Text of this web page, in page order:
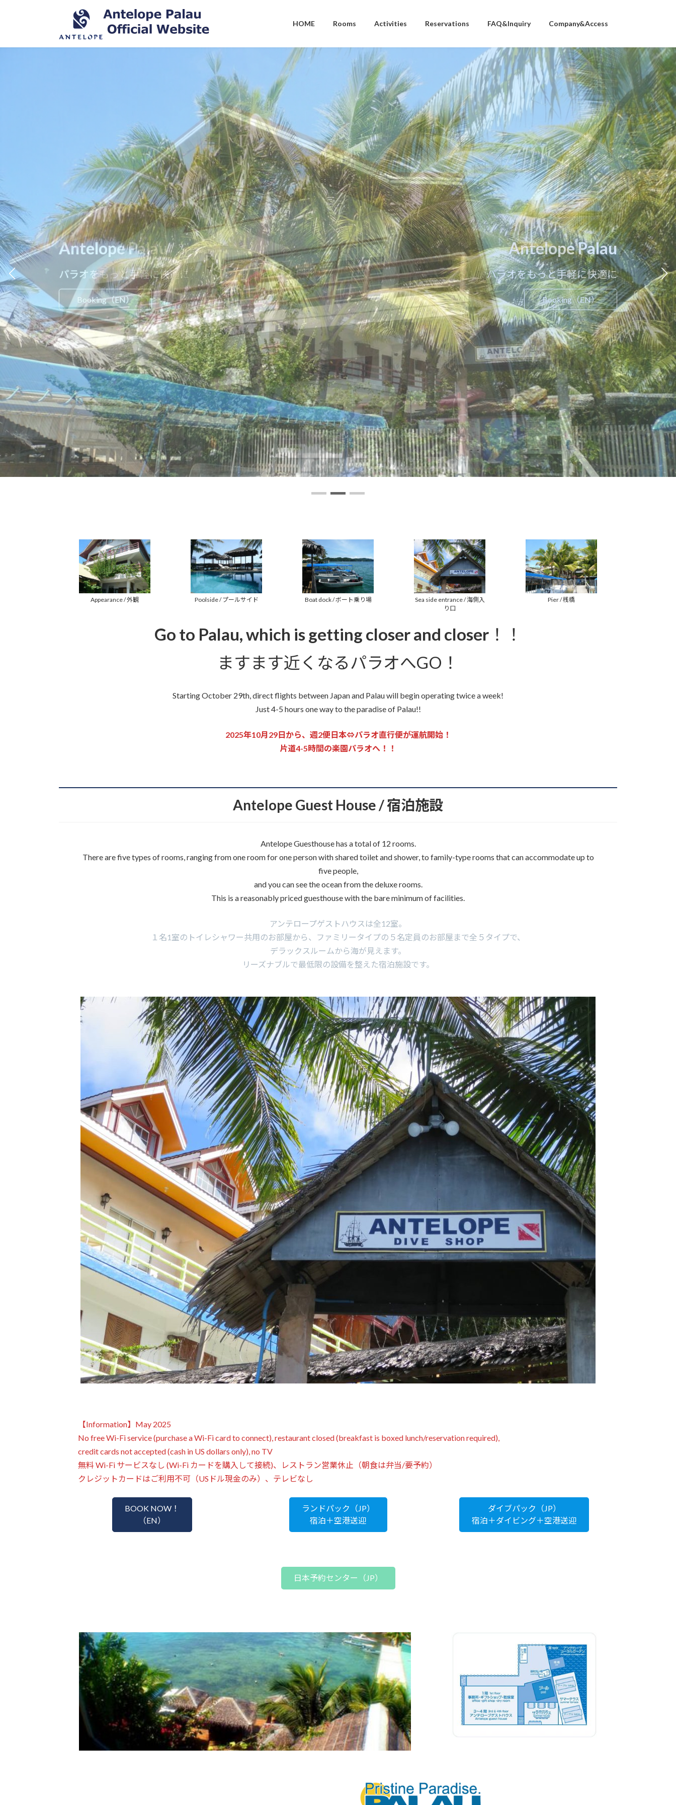
HOME Rooms Activities Reservations FAQ&Inquiry Company&Access
Antelope Palau
パラオをもっと手軽に快適に
Booking（EN）
Antelope Palau
パラオをもっと手軽に快適に
Booking（EN）
Antelope Palau
パラオをもっと手軽に快適に
Booking（EN）
Appearance / 外観 Poolside / プールサイド Boat dock / ボート乗り場
Sea side entrance / 海側入
り口
Pier / 桟橋
Go to Palau, which is getting closer and closer！！
ますます近くなるパラオへGO！
Starting October 29th, direct flights between Japan and Palau will begin operating twice a week!
Just 4-5 hours one way to the paradise of Palau!!
2025年10月29日から、週2便日本⇔パラオ直行便が運航開始！
片道4-5時間の楽園パラオへ！！
Antelope Guest House / 宿泊施設
Antelope Guesthouse has a total of 12 rooms.
There are five types of rooms, ranging from one room for one person with shared toilet and shower, to family-type rooms that can accommodate up to
five people,
and you can see the ocean from the deluxe rooms.
This is a reasonably priced guesthouse with the bare minimum of facilities.
アンテロープゲストハウスは全12室。
１名1室のトイレシャワー共用のお部屋から、ファミリータイプの５名定員のお部屋まで全５タイプで、
デラックスルームから海が見えます。
リーズナブルで最低限の設備を整えた宿泊施設です。
【Information】May 2025
No free Wi-Fi service (purchase a Wi-Fi card to connect), restaurant closed (breakfast is boxed lunch/reservation required),
credit cards not accepted (cash in US dollars only), no TV
無料 Wi-Fi サービスなし (Wi-Fi カードを購入して接続)、レストラン営業休止（朝食は弁当/要予約）
クレジットカードはご利用不可（USドル現金のみ）、テレビなし
BOOK NOW！
（EN）
ランドパック（JP）
宿泊＋空港送迎
ダイブパック（JP）
宿泊＋ダイビング＋空港送迎
日本予約センター（JP）